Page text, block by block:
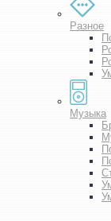
Разное
Музыка